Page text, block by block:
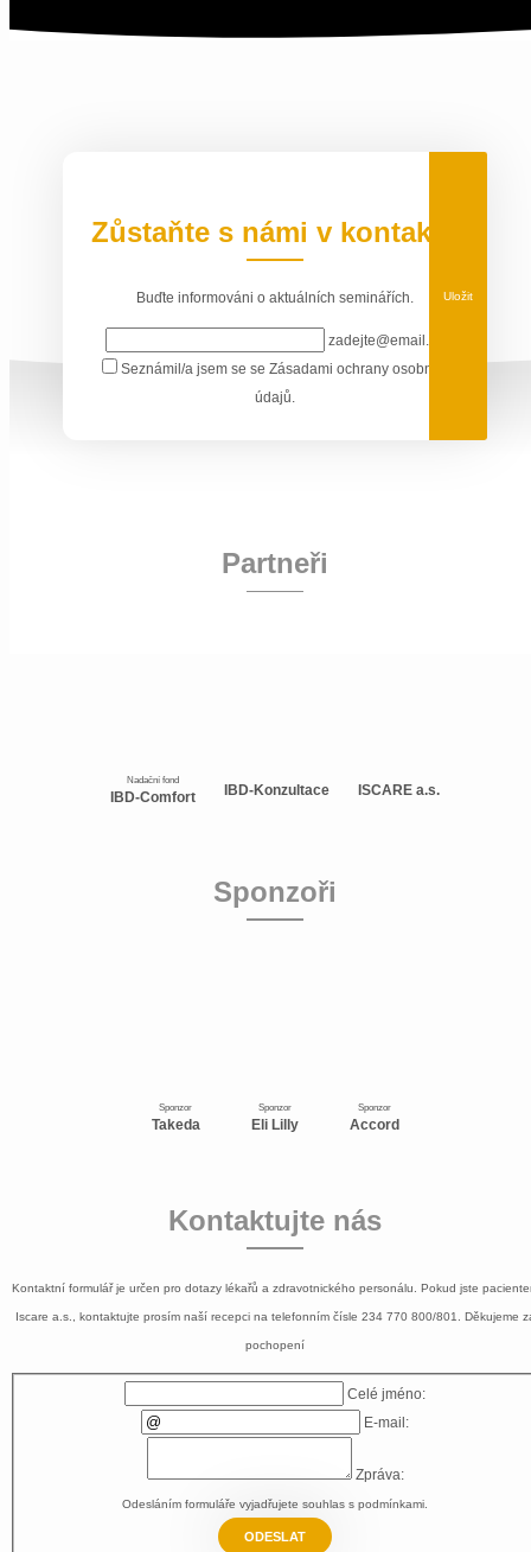
Zůstaňte s námi v kontaktu
Buďte informováni o aktuálních seminářích.
zadejte@email.cz
Uložit
Seznámil/a jsem se seZásadami ochrany osobních
údajů.
Partneři
Nadační fond
IBD-Comfort IBD-Konzultace ISCARE a.s.
Sponzoři
Sponzor
Takeda
Sponzor
Eli Lilly
Sponzor
Accord
Kontaktujte nás
Kontaktní formulář je určen pro dotazy lékařů a zdravotnického personálu. Pokud jste
Iscare a.s., kontaktujte prosím naší recepci na telefonním čísle 234 770 800/801 . Děkujeme
pochopení
Celé jméno:
E-mail:
Zpráva:
Odesláním formuláře vyjadřujete souhlas s podmínkami
ODESLAT